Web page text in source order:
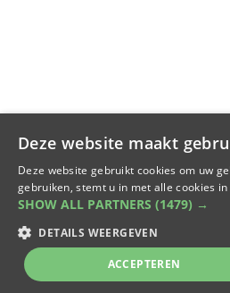
Deze website maakt
Deze website gebruikt cookies om uw
gebruiken, stemt u in met alle cookies
SHOW ALL PARTNERS (1479) →
DETAILS WEERGEVEN
ACCEPTEREN